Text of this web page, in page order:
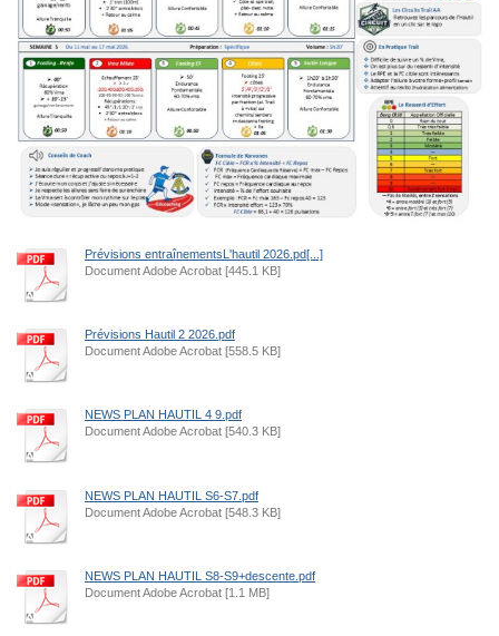
Prévisions entraînementsL'hautil 2026.pd[...]
Document Adobe Acrobat [445.1 KB]
Prévisions Hautil 2 2026.pdf
Document Adobe Acrobat [558.5 KB]
NEWS PLAN HAUTIL 4 9.pdf
Document Adobe Acrobat [540.3 KB]
NEWS PLAN HAUTIL S6-S7.pdf
Document Adobe Acrobat [548.3 KB]
NEWS PLAN HAUTIL S8-S9+descente.pdf
Document Adobe Acrobat [1.1 MB]